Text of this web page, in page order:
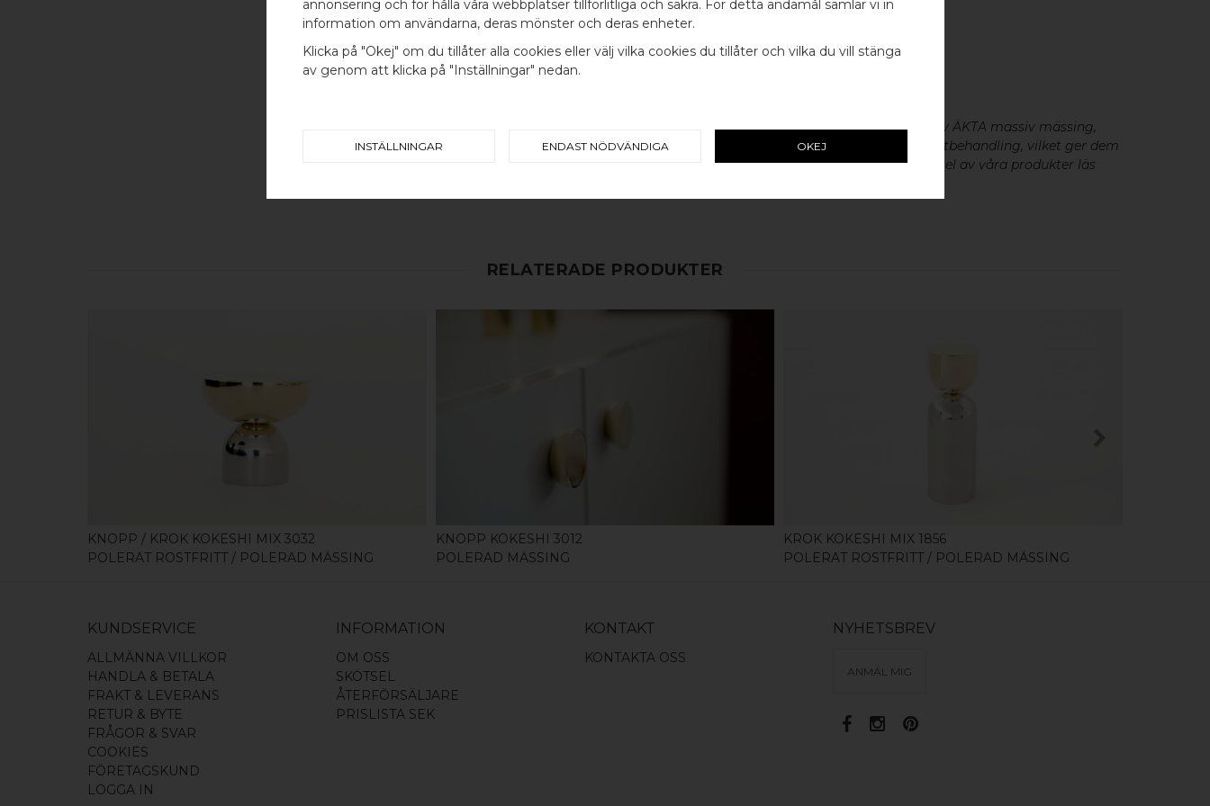
BB SWEDEN HARDWARE
Välj land / Choose country
INGÅR
SKRUV FÖR LUCKA: M4 X 25MM - 1 ST
100% ÄKTA METALL - Alla våra beslag är tillverkade av ÄKTA massiv mässing,
koppar, rostfritt stål eller aluminium utan metallisk ytbehandling, vilket ger dem
en väldigt lång livslängd och vacker patina. För skötsel av våra produkter läs
RELATERADE PRODUKTER
KÖP
KNOPP / KROK KOKESHI MIX 3032
POLERAT ROSTFRITT / POLERAD MÄSSING
KNOPP KOKESHI 3012
POLERAD MÄSSING
KÖP
KROK KOKESHI MIX 1856
POLERAT ROSTFRITT / POLERAD MÄSSING
KUNDSERVICE
ALLMÄNNA VILLKOR
HANDLA & BETALA
FRAKT & LEVERANS
RETUR & BYTE
FRÅGOR & SVAR
COOKIES
FÖRETAGSKUND
LOGGA IN
INFORMATION
OM OSS
SKÖTSEL
ÅTERFÖRSÄLJARE
PRISLISTA SEK
KONTAKT
KONTAKTA OSS
NYHETSBREV
ANMÄL MIG
annonsering och för hålla våra webbplatser tillförlitliga och säkra. För detta ändamål samlar vi in
information om användarna, deras mönster och deras enheter.
Klicka på "Okej" om du tillåter alla cookies eller välj vilka cookies du tillåter och vilka du vill stänga
av genom att klicka på "Inställningar" nedan.
INSTÄLLNINGAR ENDAST NÖDVÄNDIGA OKEJ